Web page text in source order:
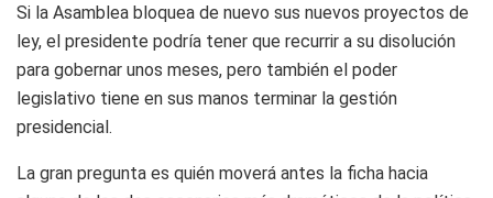
Si la Asamblea bloquea de nuevo sus nuevos proyectos de
ley, el presidente podría tener que recurrir a su disolución
para gobernar unos meses, pero también el poder
legislativo tiene en sus manos terminar la gestión
presidencial.
La gran pregunta es quién moverá antes la ficha hacia